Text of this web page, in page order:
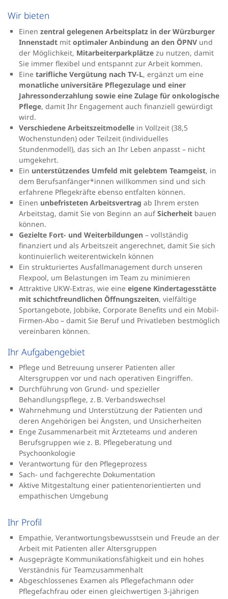
Wir bieten
Einen zentral gelegenen Arbeitsplatz in der Würzburger
Innenstadt mit optimaler Anbindung an den ÖPNV und
der Möglichkeit, Mitarbeiterparkplätze zu nutzen, damit
Sie immer flexibel und entspannt zur Arbeit kommen.
Eine tarifliche Vergütung nach TV-L, ergänzt um eine
monatliche universitäre Pflegezulage und einer
Jahressonderzahlung sowie eine Zulage für onkologische
Pflege, damit Ihr Engagement auch finanziell gewürdigt
wird.
Verschiedene Arbeitszeitmodelle in Vollzeit (38,5
Wochenstunden) oder Teilzeit (individuelles
Stundenmodell), das sich an Ihr Leben anpasst – nicht
umgekehrt.
Ein unterstützendes Umfeld mit gelebtem Teamgeist, in
dem Berufsanfänger*innen willkommen sind und sich
erfahrene Pflegekräfte ebenso entfalten können.
Einen unbefristeten Arbeitsvertrag ab Ihrem ersten
Arbeitstag, damit Sie von Beginn an aufSicherheit bauen
können.
Gezielte Fort- und Weiterbildungen – vollständig
finanziert und als Arbeitszeit angerechnet, damit Sie sich
kontinuierlich weiterentwickeln können
Ein strukturiertes Ausfallmanagement durch unseren
Flexpool, um Belastungen im Team zu minimieren
Attraktive UKW-Extras, wie eine eigene Kindertagesstätte
mit schichtfreundlichen Öffnungszeiten, vielfältige
Sportangebote, Jobbike, Corporate Benefits und ein Mobil-
Firmen-Abo – damit Sie Beruf und Privatleben bestmöglich
vereinbaren können.
Ihr Aufgabengebiet
Pflege und Betreuung unserer Patienten aller
Altersgruppen vor und nach operativen Eingriffen.
Durchführung von Grund- und spezieller
Behandlungspflege, z. B. Verbandswechsel
Wahrnehmung und Unterstützung der Patienten und
deren Angehörigen bei Ängsten, und Unsicherheiten
Enge Zusammenarbeit mit Ärzteteams und anderen
Berufsgruppen wie z. B. Pflegeberatung und
Psychoonkologie
Verantwortung für den Pflegeprozess
Sach- und fachgerechte Dokumentation
Aktive Mitgestaltung einer patientenorientierten und
empathischen Umgebung
Ihr Profil
Empathie, Verantwortungsbewusstsein und Freude an der
Arbeit mit Patienten aller Altersgruppen
Ausgeprägte Kommunikationsfähigkeit und ein hohes
Verständnis für Teamzusammenhalt
Abgeschlossenes Examen als Pflegefachmann oder
Pflegefachfrau oder einen gleichwertigen 3-jährigen